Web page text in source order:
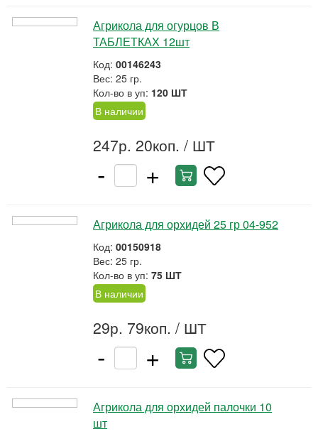
Агрикола для огурцов В
ТАБЛЕТКАХ 12шт
Код: 00146243
Вес: 25 гр.
Кол-во в уп: 120 ШТ
В наличии
247р. 20коп. / ШТ
- +
Агрикола для орхидей 25 гр 04-952
Код: 00150918
Вес: 25 гр.
Кол-во в уп: 75 ШТ
В наличии
29р. 79коп. / ШТ
- +
Агрикола для орхидей палочки 10
шт